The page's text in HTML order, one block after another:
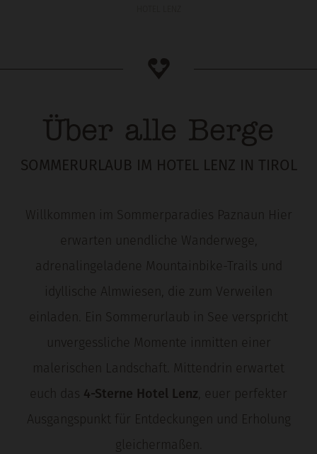
Über alle Berge
SOMMERURLAUB IM HOTEL LENZ IN TIROL
Willkommen im Sommerparadies Paznaun Hier
erwarten unendliche Wanderwege,
adrenalingeladene Mountainbike-Trails und
idyllische Almwiesen, die zum Verweilen
einladen. Ein Sommerurlaub in See verspricht
unvergessliche Momente inmitten einer
malerischen Landschaft. Mittendrin erwartet
euch das 4-Sterne Hotel Lenz, euer perfekter
Ausgangspunkt für Entdeckungen und Erholung
gleichermaßen.